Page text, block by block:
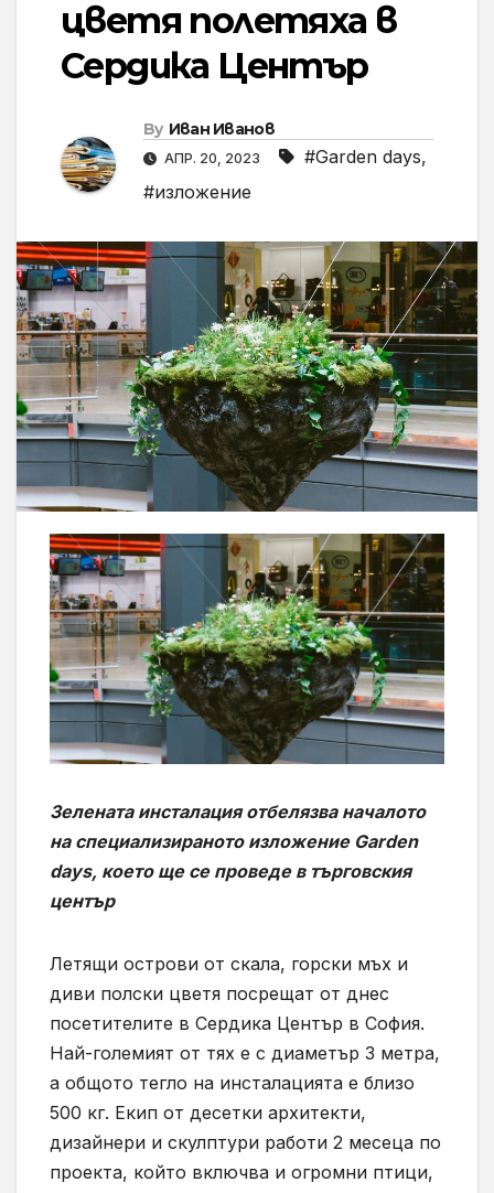
цветя полетяха в
Сердика Център
By Иван Иванов
АПР. 20, 2023 #Garden days,
#изложение
Зелената инсталация отбелязва началото
на специализираното изложение Garden
days, което ще се проведе в търговския
център
Летящи острови от скала, горски мъх и
диви полски цветя посрещат от днес
посетителите в Сердика Център в София.
Най-големият от тях е с диаметър 3 метра,
а общото тегло на инсталацията е близо
500 кг. Екип от десетки архитекти,
дизайнери и скулптури работи 2 месеца по
проекта, който включва и огромни птици,